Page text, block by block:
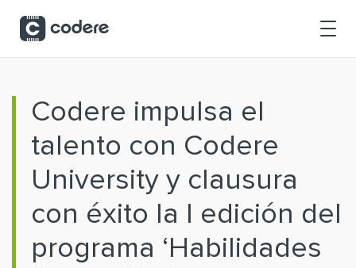
Codere impulsa el
talento con Codere
University y clausura
con éxito la I edición del
programa ‘Habilidades